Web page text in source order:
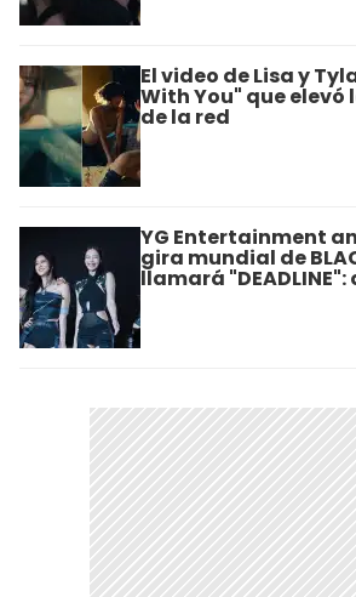
El video de Lisa y
With You" que
de la red
YG Entertainment
gira mundial de
llamará